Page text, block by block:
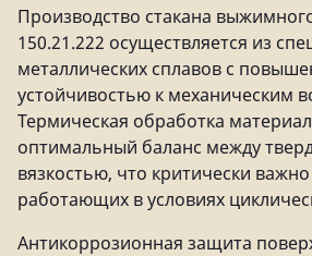
Производство стакана
150.21.222 осуществляется из
металлических сплавов с
устойчивостью к механическим
Термическая обработка
оптимальный баланс между
вязкостью, что критически
работающих в условиях
Антикоррозионная защита